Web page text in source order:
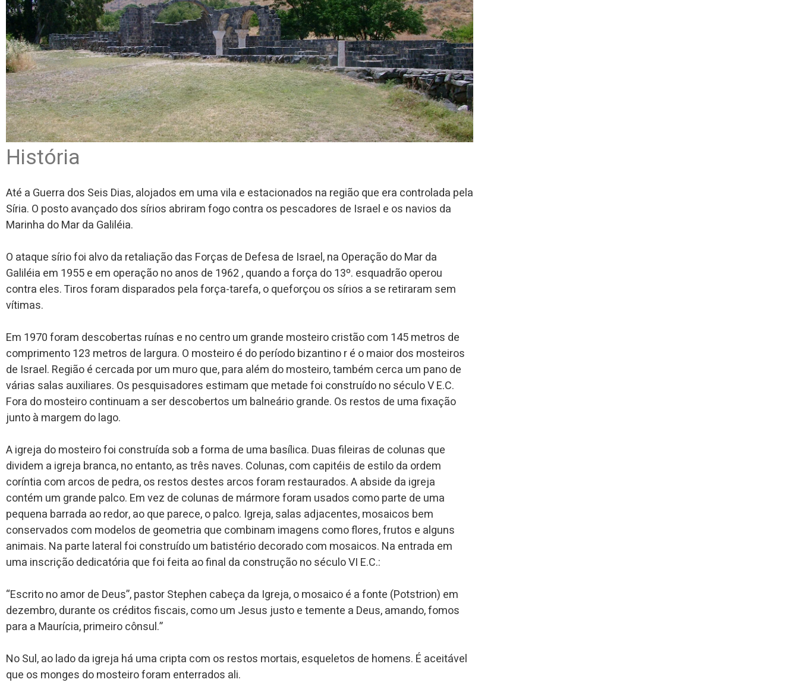
História
Até a Guerra dos Seis Dias, alojados em uma vila e estacionados na região que era controlada pela
Síria. O posto avançado dos sírios abriram fogo contra os pescadores de Israel e os navios da
Marinha do Mar da Galiléia.
O ataque sírio foi alvo da retaliação das Forças de Defesa de Israel, na Operação do Mar da
Galiléia em 1955 e em operação no anos de 1962 , quando a força do 13º. esquadrão operou
contra eles. Tiros foram disparados pela força-tarefa, o queforçou os sírios a se retiraram sem
vítimas.
Em 1970 foram descobertas ruínas e no centro um grande mosteiro cristão com 145 metros de
comprimento 123 metros de largura. O mosteiro é do período bizantino r é o maior dos mosteiros
de Israel. Região é cercada por um muro que, para além do mosteiro, também cerca um pano de
várias salas auxiliares. Os pesquisadores estimam que metade foi construído no século V E.C.
Fora do mosteiro continuam a ser descobertos um balneário grande. Os restos de uma fixação
junto à margem do lago.
A igreja do mosteiro foi construída sob a forma de uma basílica. Duas fileiras de colunas que
dividem a igreja branca, no entanto, as três naves. Colunas, com capitéis de estilo da ordem
coríntia com arcos de pedra, os restos destes arcos foram restaurados. A abside da igreja
contém um grande palco. Em vez de colunas de mármore foram usados como parte de uma
pequena barrada ao redor, ao que parece, o palco. Igreja, salas adjacentes, mosaicos bem
conservados com modelos de geometria que combinam imagens como flores, frutos e alguns
animais. Na parte lateral foi construído um batistério decorado com mosaicos. Na entrada em
uma inscrição dedicatória que foi feita ao final da construção no século VI E.C.:
“Escrito no amor de Deus”, pastor Stephen cabeça da Igreja, o mosaico é a fonte (Potstrion) em
dezembro, durante os créditos fiscais, como um Jesus justo e temente a Deus, amando, fomos
para a Maurícia, primeiro cônsul.”
No Sul, ao lado da igreja há uma cripta com os restos mortais, esqueletos de homens. É aceitável
que os monges do mosteiro foram enterrados ali.